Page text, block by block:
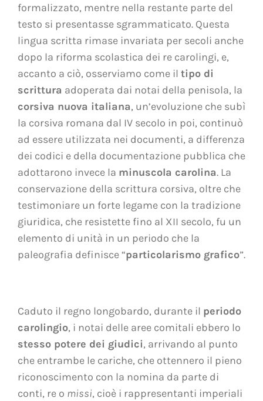
formalizzato, mentre nella restante parte del
testo si presentasse sgrammaticato. Questa
lingua scritta rimase invariata per secoli anche
dopo la riforma scolastica dei re carolingi, e,
accanto a ciò, osserviamo come il tipo di
scrittura adoperata dai notai della penisola, la
corsiva nuova italiana, un’evoluzione che subì
la corsiva romana dal IV secolo in poi, continuò
ad essere utilizzata nei documenti, a differenza
dei codici e della documentazione pubblica che
adottarono invece la minuscola carolina. La
conservazione della scrittura corsiva, oltre che
testimoniare un forte legame con la tradizione
giuridica, che resistette fino al XII secolo, fu un
elemento di unità in un periodo che la
paleografia definisce “particolarismo grafico”.
Caduto il regno longobardo, durante il periodo
carolingio, i notai delle aree comitali ebbero lo
stesso potere dei giudici, arrivando al punto
che entrambe le cariche, che ottennero il pieno
riconoscimento con la nomina da parte di
conti, re o missi, cioè i rappresentanti imperiali